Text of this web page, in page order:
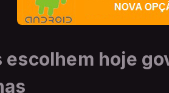
escolhem hoje